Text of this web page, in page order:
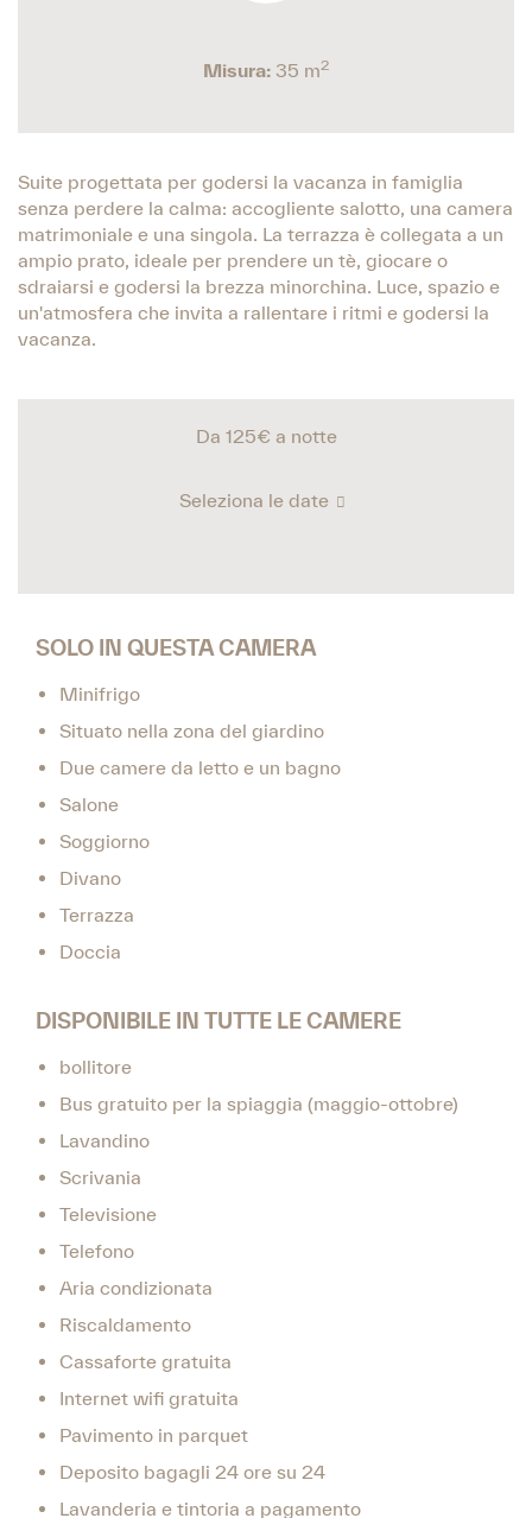
Misura: 35 m2
Suite progettata per godersi la vacanza in famiglia
senza perdere la calma: accogliente salotto, una camera
matrimoniale e una singola. La terrazza è collegata a un
ampio prato, ideale per prendere un tè, giocare o
sdraiarsi e godersi la brezza minorchina. Luce, spazio e
un'atmosfera che invita a rallentare i ritmi e godersi la
vacanza.
Da 125€ a notte
Seleziona le date
SOLO IN QUESTA CAMERA
Minifrigo
Situato nella zona del giardino
Due camere da letto e un bagno
Salone
Soggiorno
Divano
Terrazza
Doccia
DISPONIBILE IN TUTTE LE CAMERE
bollitore
Bus gratuito per la spiaggia (maggio-ottobre)
Lavandino
Scrivania
Televisione
Telefono
Aria condizionata
Riscaldamento
Cassaforte gratuita
Internet wifi gratuita
Pavimento in parquet
Deposito bagagli 24 ore su 24
Lavanderia e tintoria a pagamento